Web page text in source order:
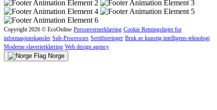
Copyright 2026 © EcoOnline Personvernerklæring Cookie Retningslinjer for
informasjonskapsler Sub-Processors Sertifiseringer Bruk av kunstig intelligens-teknologi
Moderne slaverierklæring Web design agency
Norge